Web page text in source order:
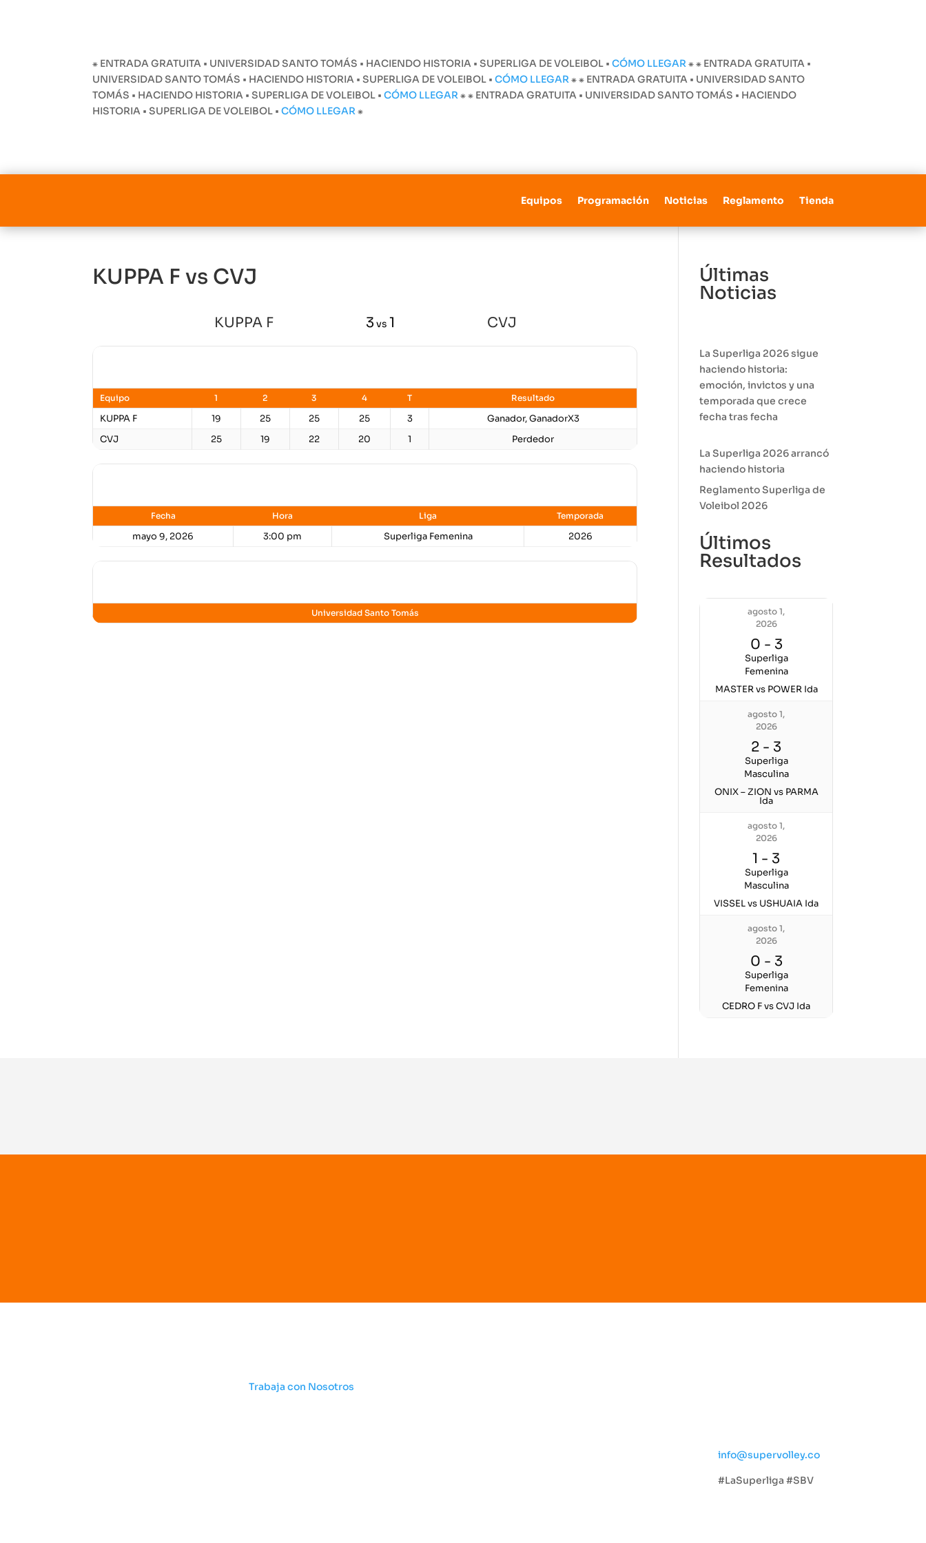
⁕ ENTRADA GRATUITA • UNIVERSIDAD SANTO TOMÁS • HACIENDO HISTORIA • SUPERLIGA DE VOLEIBOL •CÓMO LLEGAR⁕⁕ ENTRADA GRATUITA •
UNIVERSIDAD SANTO TOMÁS • HACIENDO HISTORIA • SUPERLIGA DE VOLEIBOL •CÓMO LLEGAR⁕⁕ ENTRADA GRATUITA • UNIVERSIDAD SANTO
TOMÁS • HACIENDO HISTORIA • SUPERLIGA DE VOLEIBOL •CÓMO LLEGAR⁕⁕ ENTRADA GRATUITA • UNIVERSIDAD SANTO TOMÁS • HACIENDO
HISTORIA • SUPERLIGA DE VOLEIBOL •CÓMO LLEGAR⁕
Equipos Programación Noticias Reglamento Tienda
KUPPA F vs CVJ
KUPPA F 3 vs 1 CVJ
Equipo 1 2 3 4 T Resultado
KUPPA F 19 25 25 25 3
Ganador, GanadorX3
CVJ
25 19 22 20 1 Perdedor
Fecha Hora Liga Temporada
mayo 9, 2026 3:00 pm Superliga Femenina 2026
Universidad Santo Tomás
Últimas
Noticias
La Superliga 2026 sigue
haciendo historia:
emoción, invictos y una
temporada que crece
fecha tras fecha
La Superliga 2026 arrancó
haciendo historia
Reglamento Superliga de
Voleibol 2026
Últimos
Resultados
agosto 1,
2026
0 - 3
Superliga
Femenina
MASTER vs POWER Ida
agosto 1,
2026
2 - 3
Superliga
Masculina
ONIX – ZION vs PARMA
Ida
agosto 1,
2026
1 - 3
Superliga
Masculina
VISSEL vs USHUAIA Ida
agosto 1,
2026
0 - 3
Superliga
Femenina
CEDRO F vs CVJ Ida
Trabaja con Nosotros
info@supervolley.co
#LaSuperliga #SBV